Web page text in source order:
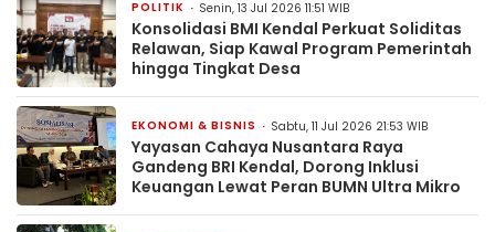
POLITIK Senin, 13 Jul 2026 11:51 WIB
Konsolidasi BMI Kendal Perkuat Soliditas
Relawan, Siap Kawal Program Pemerintah
hingga Tingkat Desa
EKONOMI & BISNIS Sabtu, 11 Jul 2026 21:53 WIB
Yayasan Cahaya Nusantara Raya
Gandeng BRI Kendal, Dorong Inklusi
Keuangan Lewat Peran BUMN Ultra Mikro